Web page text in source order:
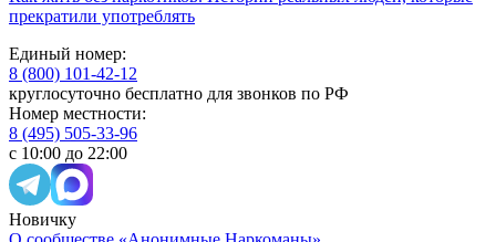
прекратили употреблять
Единый номер:
8 (800) 101-42-12
круглосуточно бесплатно для звонков по РФ
Номер местности:
8 (495) 505-33-96
с 10:00 до 22:00
Новичку